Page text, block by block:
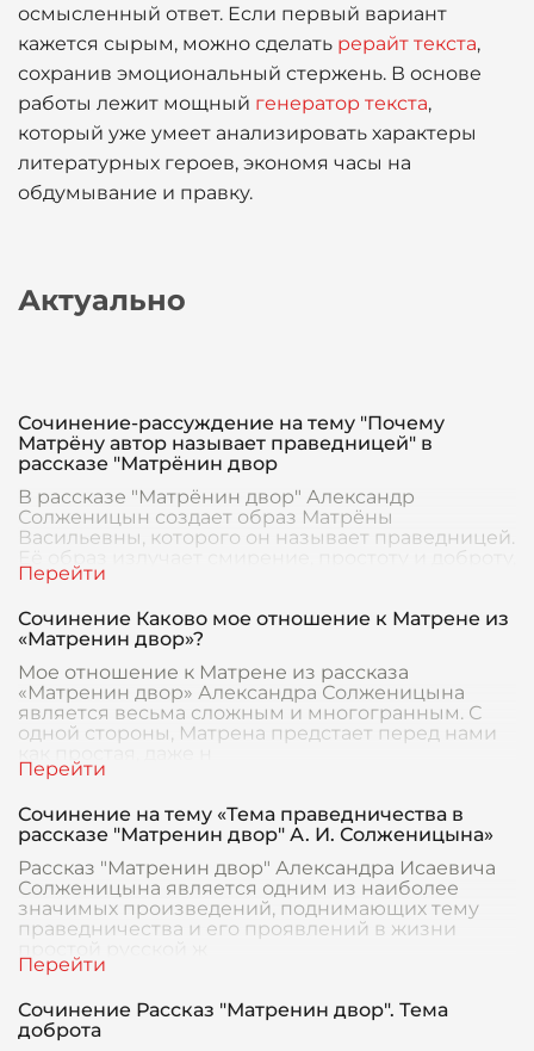
осмысленный ответ. Если первый вариант
кажется сырым, можно сделать рерайт текста,
сохранив эмоциональный стержень. В основе
работы лежит мощный генератор текста,
который уже умеет анализировать характеры
литературных героев, экономя часы на
обдумывание и правку.
Актуально
Сочинение-рассуждение на тему "Почему
Матрёну автор называет праведницей" в
рассказе "Матрёнин двор
В рассказе "Матрёнин двор" Александр
Солженицын создает образ Матрёны
Васильевны, которого он называет праведницей.
Её образ излучает смирение, простоту и доброту,
которые подчерки
Сочинение Каково мое отношение к Матрене из
«Матренин двор»?
Мое отношение к Матрене из рассказа
«Матренин двор» Александра Солженицына
является весьма сложным и многогранным. С
одной стороны, Матрена предстает перед нами
Сочинение на тему «Тема праведничества в
рассказе "Матренин двор" А. И. Солженицына»
Рассказ "Матренин двор" Александра Исаевича
Солженицына является одним из наиболее
значимых произведений, поднимающих тему
праведничества и его проявлений в жизни
Сочинение Рассказ "Матренин двор". Тема
доброта